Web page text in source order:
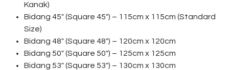
Kanak)
Bidang 45″ (Square 45″) – 115cm x 115cm (Standard
Size)
Bidang 48″ (Square 48″) – 120cm x 120cm
Bidang 50″ (Square 50″) – 125cm x 125cm
Bidang 53″ (Square 53″) – 130cm x 130cm